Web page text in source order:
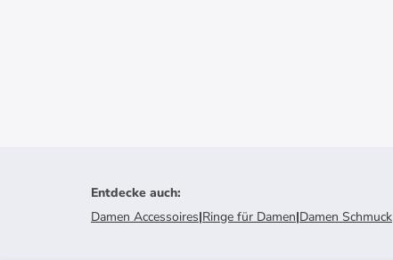
Entdecke auch:
Damen Accessoires|Ringe für Damen|Damen Schmuck